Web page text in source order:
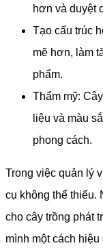
hơn và duyệt
Tạo cấu trúc
mẽ hơn, làm
phẩm.
Thẩm mỹ:
liệu và màu
phong cách.
Trong việc quản lý
cụ không thể thiếu.
cho cây trồng phát
mình một cách hiệu